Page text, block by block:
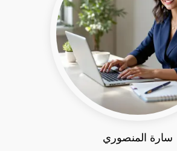
سارة المنصوري